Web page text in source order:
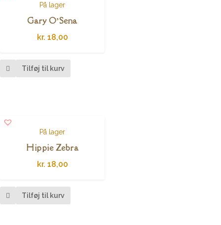
På lager
Gary O’Sena
kr. 18,00
Tilføj til kurv
På lager
Hippie Zebra
kr. 18,00
Tilføj til kurv